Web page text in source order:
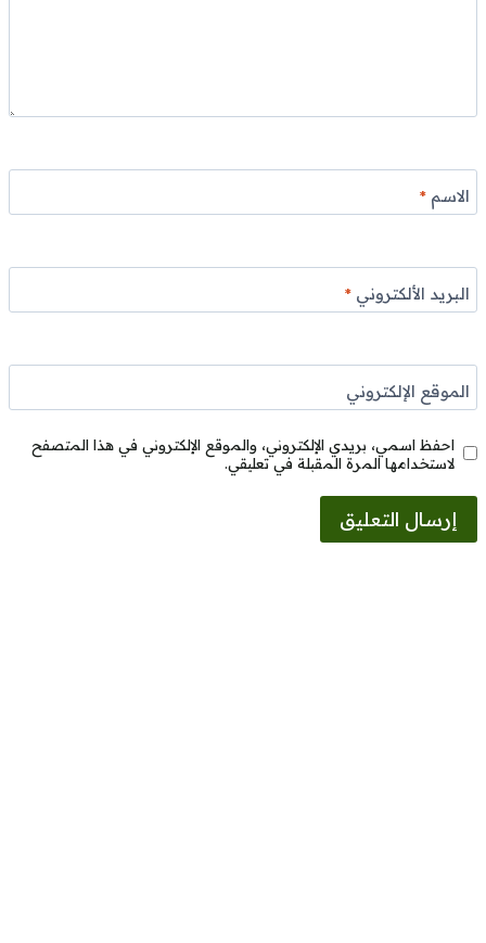
الاسم*
البريد الألكتروني*
الموقع الإلكتروني
احفظ اسمي، بريدي الإلكتروني، والموقع الإلكتروني في هذا المتصفح
لاستخدامها المرة المقبلة في تعليقي.